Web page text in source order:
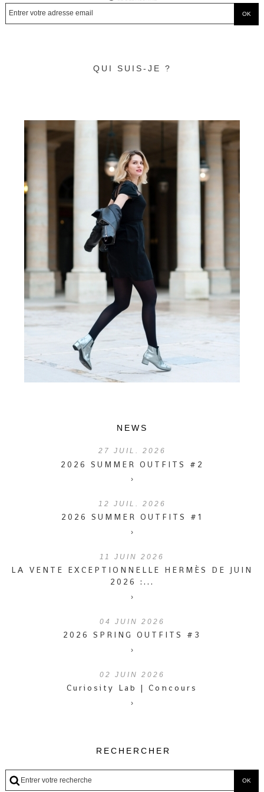
QUI SUIS-JE ?
NEWS
27 JUIL. 2026
2026 SUMMER OUTFITS #2
›
12 JUIL. 2026
2026 SUMMER OUTFITS #1
›
11 JUIN 2026
LA VENTE EXCEPTIONNELLE HERMÈS DE JUIN
2026 :...
›
04 JUIN 2026
2026 SPRING OUTFITS #3
›
02 JUIN 2026
Curiosity Lab | Concours
›
RECHERCHER